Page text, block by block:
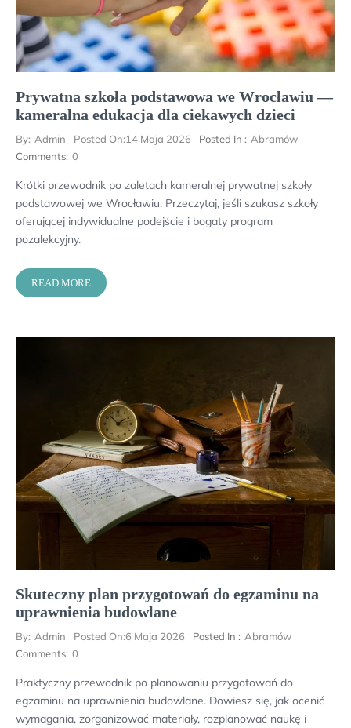
Prywatna szkoła podstawowa we Wrocławiu —
kameralna edukacja dla ciekawych dzieci
By: Admin Posted On:14 Maja 2026 Posted In : Abramów
Comments: 0
Krótki przewodnik po zaletach kameralnej prywatnej szkoły
podstawowej we Wrocławiu. Przeczytaj, jeśli szukasz szkoły
oferującej indywidualne podejście i bogaty program
pozalekcyjny.
READ MORE
Skuteczny plan przygotowań do egzaminu na
uprawnienia budowlane
By: Admin Posted On:6 Maja 2026 Posted In : Abramów
Comments: 0
Praktyczny przewodnik po planowaniu przygotowań do
egzaminu na uprawnienia budowlane. Dowiesz się, jak ocenić
wymagania, zorganizować materiały, rozplanować naukę i